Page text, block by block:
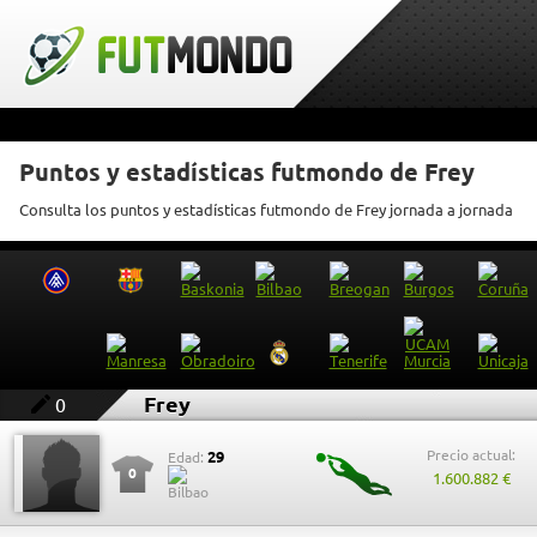
Puntos y estadísticas futmondo de Frey
Consulta los puntos y estadísticas futmondo de Frey jornada a jornada
0 Frey
0
Edad: 29 Precio actual:
1.600.882 €